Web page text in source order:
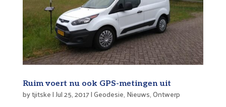
Ruim voert nu ook GPS-metingen uit
bytjitske| Jul 25, 2017|Geodesie, Nieuws,Ontwerp